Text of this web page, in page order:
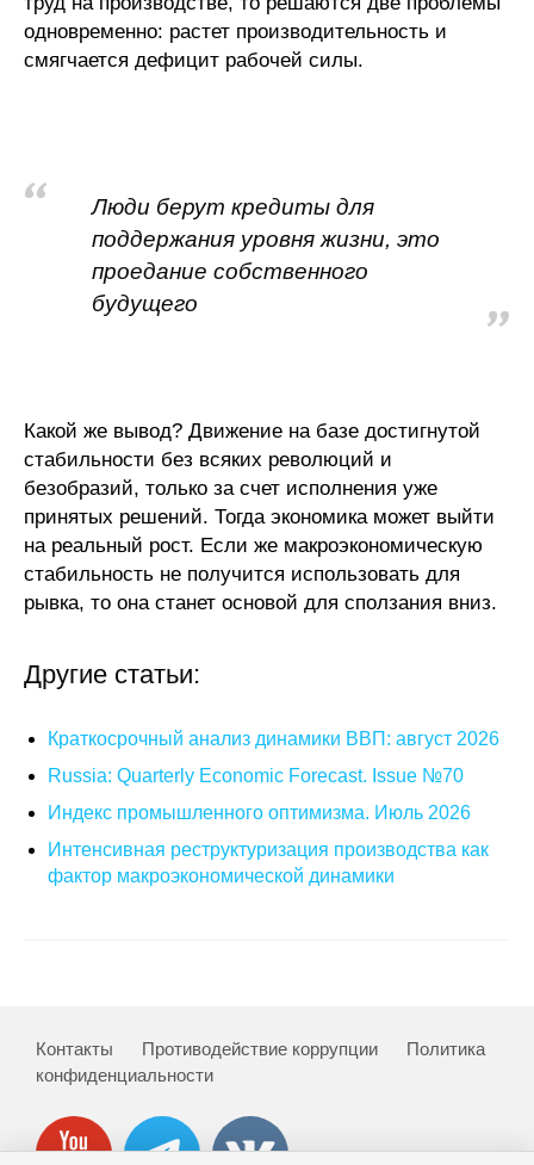
одновременно: растет производительность и
смягчается дефицит рабочей силы.
Люди берут кредиты для
поддержания уровня жизни, это
проедание собственного
будущего
Какой же вывод? Движение на базе достигнутой
стабильности без всяких революций и
безобразий, только за счет исполнения уже
принятых решений. Тогда экономика может выйти
на реальный рост. Если же макроэкономическую
стабильность не получится использовать для
рывка, то она станет основой для сползания вниз.
Другие статьи:
Краткосрочный анализ динамики ВВП: август 2026
Russia: Quarterly Economic Forecast. Issue №70
Индекс промышленного оптимизма. Июль 2026
Интенсивная реструктуризация производства как
фактор макроэкономической динамики
Контакты Противодействие коррупции
Политика
конфиденциальности